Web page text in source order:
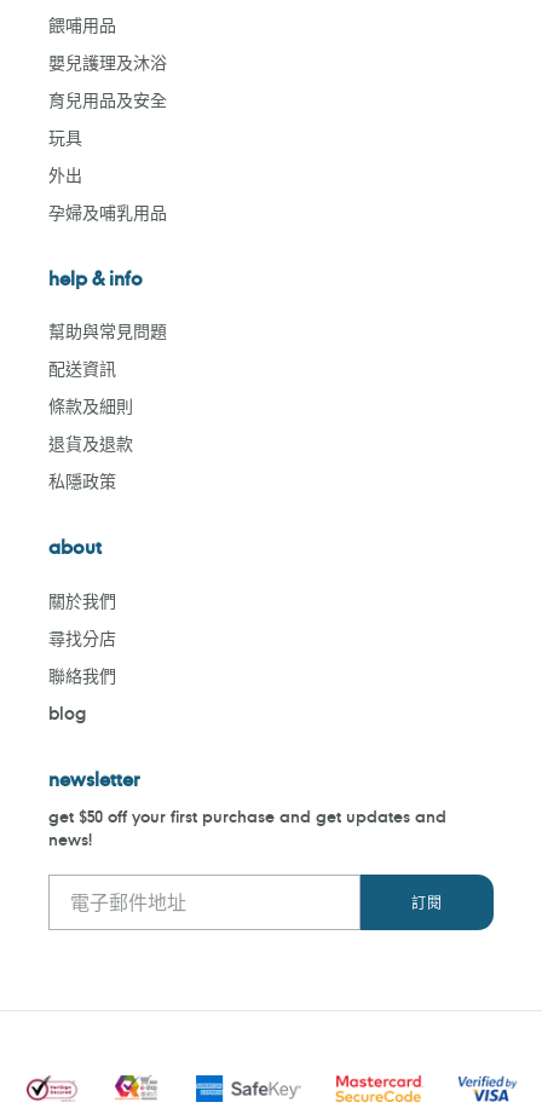
餵哺用品
嬰兒護理及沐浴
育兒用品及安全
玩具
外出
孕婦及哺乳用品
help & info
幫助與常見問題
配送資訊
條款及細則
退貨及退款
私隱政策
about
關於我們
尋找分店
聯絡我們
blog
newsletter
get $50 off your first purchase and get updates and
news!